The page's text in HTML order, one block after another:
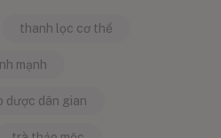
thanh lọc cơ thể
mạnh
dược dân gian